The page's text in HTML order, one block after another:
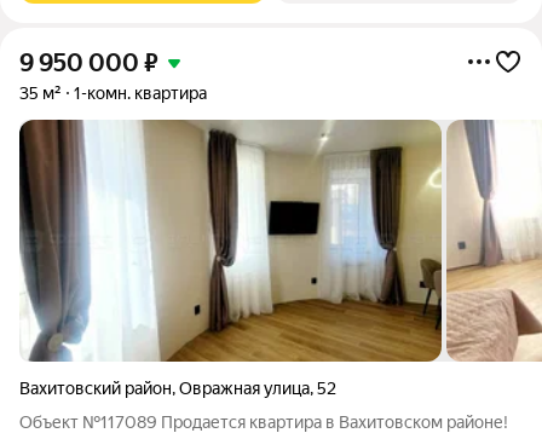
9 950 000 ₽
35 м² 1-комн. квартира
Вахитовский район,Овражная улица,52
Объект №117089 Продается квартира в Вахитовском районе!